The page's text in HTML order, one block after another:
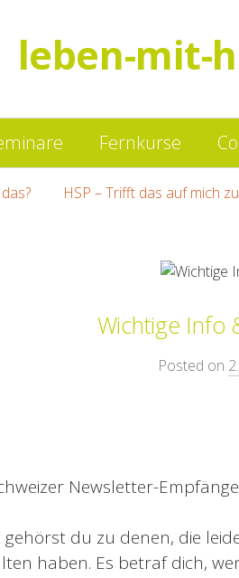
leben-mit-
Fernkurse
HSP – Trifft das auf mich
Wichtige Info
Posted on
Newsletter-
gehörst du zu denen, die
haben. Es betraf dich,